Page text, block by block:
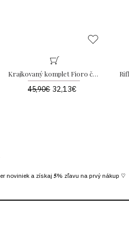
Krajkovaný komplet Fioro čokoládový AB 256
45,90€ 32,13€
noviniek a získaj 𝟓% zľavu na prvý nákup ♡